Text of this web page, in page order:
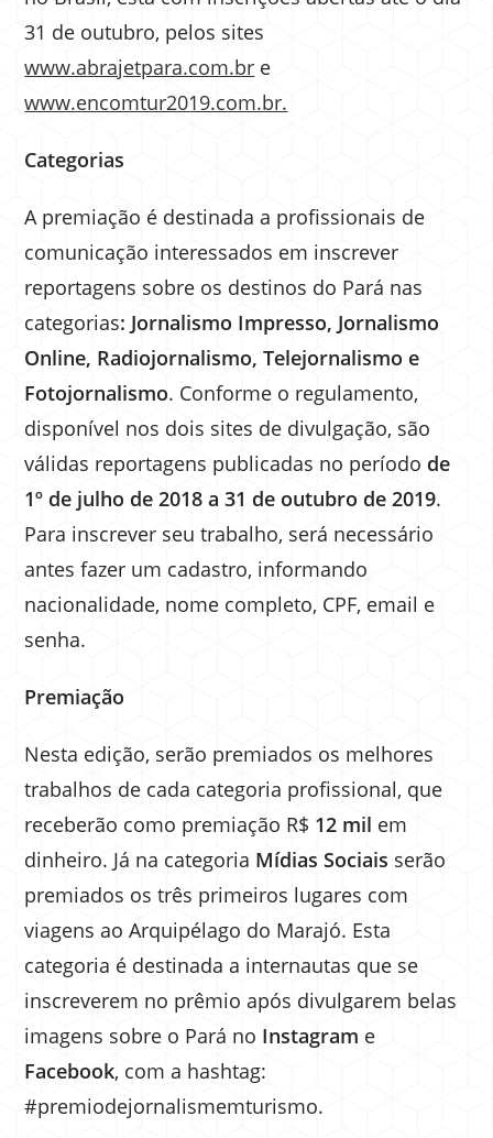
31 de outubro, pelos sites
www.abrajetpara.com.br e
www.encomtur2019.com.br.
Categorias
A premiação é destinada a profissionais de
comunicação interessados em inscrever
reportagens sobre os destinos do Pará nas
categorias: Jornalismo Impresso, Jornalismo
Online, Radiojornalismo, Telejornalismo e
Fotojornalismo. Conforme o regulamento,
disponível nos dois sites de divulgação, são
válidas reportagens publicadas no período de
1º de julho de 2018 a 31 de outubro de 2019.
Para inscrever seu trabalho, será necessário
antes fazer um cadastro, informando
nacionalidade, nome completo, CPF, email e
senha.
Premiação
Nesta edição, serão premiados os melhores
trabalhos de cada categoria profissional, que
receberão como premiação R$ 12 mil em
dinheiro. Já na categoria Mídias Sociais serão
premiados os três primeiros lugares com
viagens ao Arquipélago do Marajó. Esta
categoria é destinada a internautas que se
inscreverem no prêmio após divulgarem belas
imagens sobre o Pará no Instagram e
Facebook, com a hashtag:
#premiodejornalismemturismo.